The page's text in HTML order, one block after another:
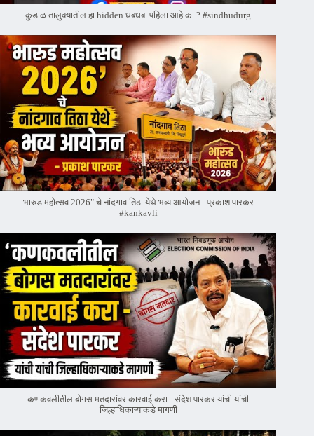
कुडाळ तालुक्यातील हा hidden धबधबा पहिला आहे का ? #sindhudurg
भारुड महोत्सव 2026" चे नांदगाव तिठा येथे भव्य आयोजन - प्रकाश पारकर
#kankavli
कणकवलीतील बोगस मतदारांवर‌ कारवाई करा - संदेश पारकर यांची यांची
जिल्हाधिकाऱ्याकडे मागणी